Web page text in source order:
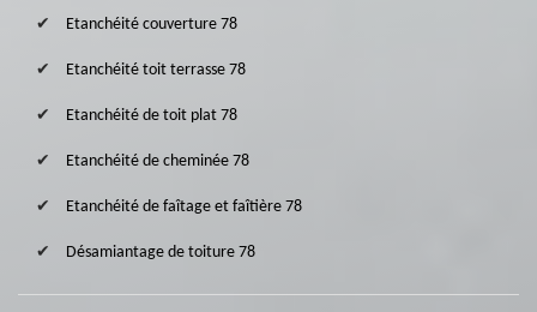
Etanchéité couverture 78
Etanchéité toit terrasse 78
Etanchéité de toit plat 78
Etanchéité de cheminée 78
Etanchéité de faîtage et faîtière 78
Désamiantage de toiture 78